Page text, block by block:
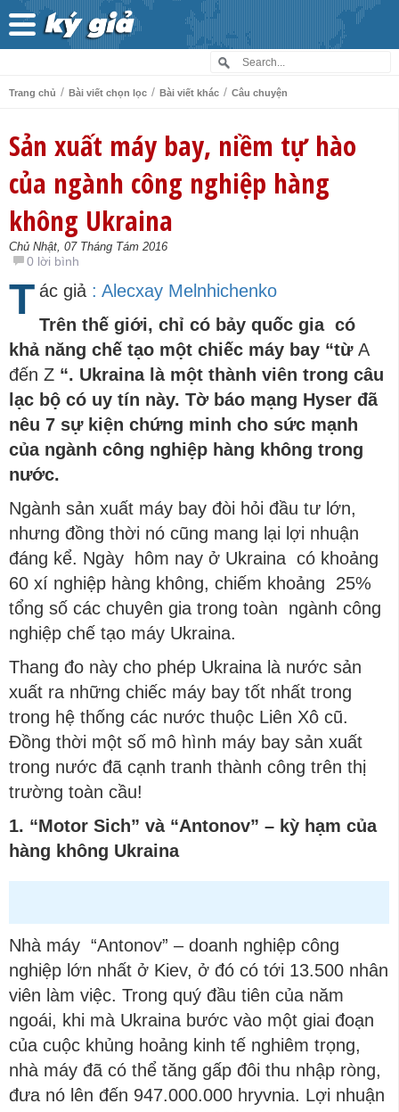
Trang chủ / Bài viết chọn lọc / Bài viết khác / Câu chuyện
Sản xuất máy bay, niềm tự hào
của ngành công nghiệp hàng
không Ukraina
Chủ Nhật, 07 Tháng Tám 2016
0 lời bình
T ác giả : Alecxay Melnhichenko
Trên thế giới, chỉ có bảy quốc gia có
khả năng chế tạo một chiếc máy bay “từA
đến Z “. Ukraina à một thành viên trong câu
lạc bộ có uy tín này. Tờ báo mạng Hyser đã
nêu 7 sự kiện chứng minh cho sức mạnh
của ngành công nghiệp hàng không trong
nước.
Ngành sản xuất máy bay đòi hỏi đầu tư lớn,
nhưng đồng thời nó cũng mang lại lợi nhuận
đáng kể. Ngày hôm nay ở Ukraina có khoảng
60 xí nghiệp hàng không, chiếm khoảng 25%
tổng số các chuyên gia trong toàn ngành công
nghiệp chế tạo máy Ukraina.
Thang đo này cho phép Ukraina là nước sản
xuất ra những chiếc máy bay tốt nhất trong
trong hệ thống các nước thuộc Liên Xô cũ.
Đồng thời một số mô hình máy bay sản xuất
trong nước đã cạnh tranh thành công trên thị
trường toàn cầu!
1. “Motor Sich” và “Antonov” – kỳ hạm của
hàng không Ukraina
Nhà máy “Antonov” – doanh nghiệp công
nghiệp lớn nhất ở Kiev, ở đó có tới 13.500 nhân
viên làm việc. Trong quý đầu tiên của năm
ngoái, khi mà Ukraina bước vào một giai đoạn
của cuộc khủng hoảng kinh tế nghiêm trọng,
nhà máy đã có thể tăng gấp đôi thu nhập ròng,
đưa nó lên đến 947.000.000 hryvnia. Lợi nhuận